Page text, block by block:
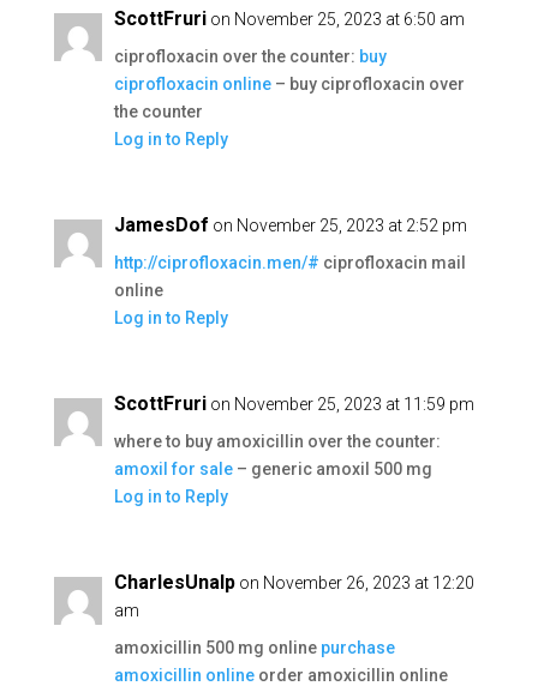
ScottFruri on November 25, 2023 at 6:50 am
ciprofloxacin over the counter: buy
ciprofloxacin online– buy ciprofloxacin over
the counter
Log in to Reply
JamesDof on November 25, 2023 at 2:52 pm
http://ciprofloxacin.men/# ciprofloxacin mail
online
Log in to Reply
ScottFruri on November 25, 2023 at 11:59 pm
where to buy amoxicillin over the counter:
amoxil for sale– generic amoxil 500 mg
Log in to Reply
CharlesUnalp on November 26, 2023 at 12:20
am
amoxicillin 500 mg online purchase
amoxicillin onlineorder amoxicillin online